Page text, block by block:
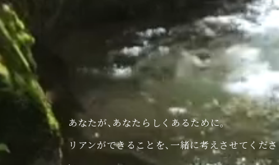
あなたが、あなたらしくあるために。
リアンができることを、一緒に考えさせてくださ